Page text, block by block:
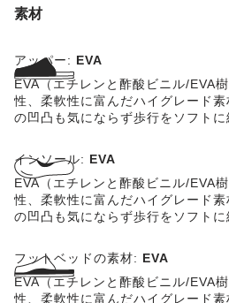
素材
アッパー: EVA
EVA（エチレンと酢酸ビニル/EVA
性、柔軟性に富んだハイグレード
の凹凸も気にならず歩行をソフトに
インソール: EVA
EVA（エチレンと酢酸ビニル/EVA
性、柔軟性に富んだハイグレード
の凹凸も気にならず歩行をソフトに
フットベッドの素材: EVA
EVA（エチレンと酢酸ビニル/EVA
性、柔軟性に富んだハイグレード